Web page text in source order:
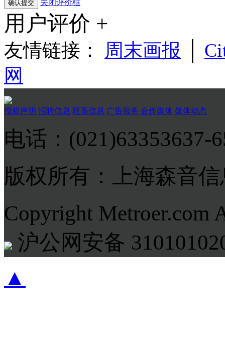
关闭评价框
用户评价 +
友情链接： 周末画报
网
授权声明 招聘信息 联系信息 广告服务 合作媒体 媒体动态
电话：(021)63353637-
版权所有：上海森音
Copyright Metroer.com
沪公网安备
▲